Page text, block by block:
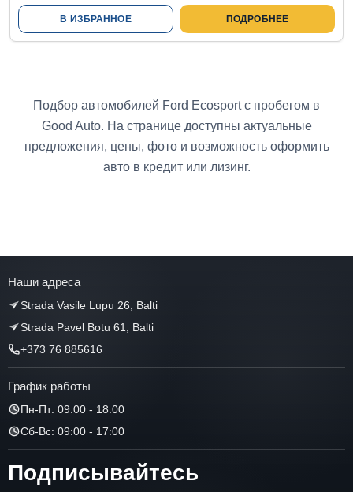
В ИЗБРАННОЕ ПОДРОБНЕЕ
Подбор автомобилей Ford Ecosport с пробегом в
Good Auto. На странице доступны актуальные
предложения, цены, фото и возможность оформить
авто в кредит или лизинг.
Наши адреса
Strada Vasile Lupu 26, Balti
Strada Pavel Botu 61, Balti
+373 76 885616
График работы
Пн-Пт: 09:00 - 18:00
Сб-Вс: 09:00 - 17:00
Подписывайтесь